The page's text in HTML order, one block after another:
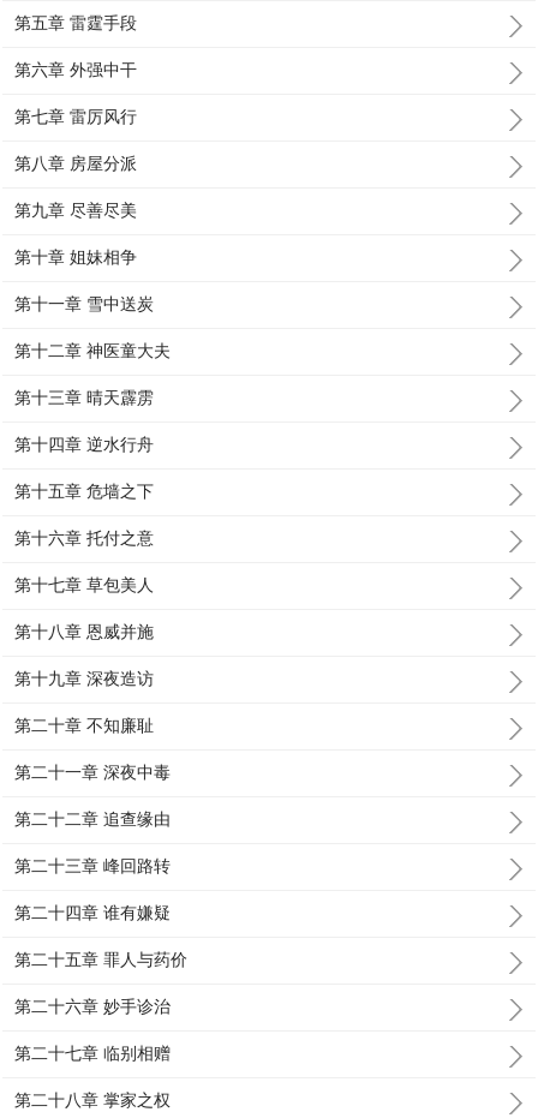
第五章 雷霆手段
第六章 外强中干
第七章 雷厉风行
第八章 房屋分派
第九章 尽善尽美
第十章 姐妹相争
第十一章 雪中送炭
第十二章 神医童大夫
第十三章 晴天霹雳
第十四章 逆水行舟
第十五章 危墙之下
第十六章 托付之意
第十七章 草包美人
第十八章 恩威并施
第十九章 深夜造访
第二十章 不知廉耻
第二十一章 深夜中毒
第二十二章 追查缘由
第二十三章 峰回路转
第二十四章 谁有嫌疑
第二十五章 罪人与药价
第二十六章 妙手诊治
第二十七章 临别相赠
第二十八章 掌家之权